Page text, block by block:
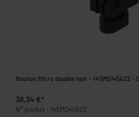
Bouton Micro double noir - 145MD40A22 -
38,34 €*
N° produit : 145MD40A22